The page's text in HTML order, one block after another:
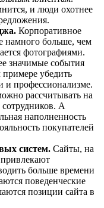
и люди охотнее
Корпоративное
намного больше, чем
фотографиями.
значимые события
убедить
и профессионализме.
рассчитывать на
А
наполненность
покупателей
систем. Сайты, на
больше времени
поведенческие
позиции сайта в